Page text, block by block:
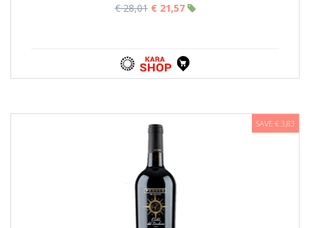
€ 28,01 € 21,57
SAVE € 3,83